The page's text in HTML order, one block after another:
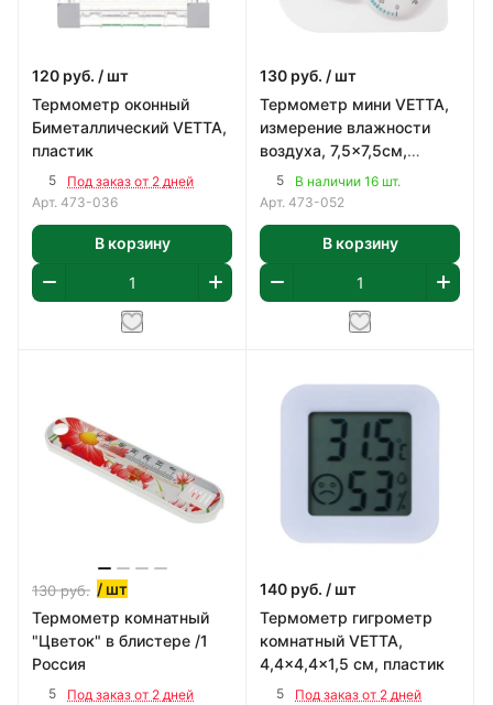
120 руб. / шт
Термометр оконный
Биметаллический VETTA,
пластик
5
Под заказ от 2 дней
Арт. 473-036
В корзину
130 руб. / шт
Термометр мини VETTA,
измерение влажности
воздуха, 7,5x7,5см,
пластик
5
В наличии 16 шт.
Арт. 473-052
В корзину
130руб. / шт
Термометр комнатный
"Цветок" в блистере /1
Россия
5
Под заказ от 2 дней
140 руб. / шт
Термометр гигрометр
комнатный VETTA,
4,4x4,4x1,5 см, пластик
5
Под заказ от 2 дней